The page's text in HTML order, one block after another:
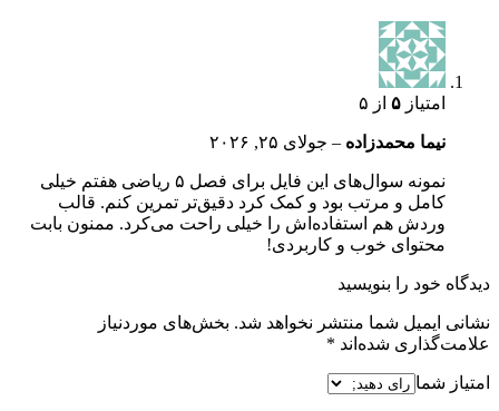
امتیاز ۵ از ۵
نیما محمدزاده – جولای ۲۵, ۲۰۲۶
نمونه سوال‌های این فایل برای فصل ۵ ریاضی هفتم خیلی
کامل و مرتب بود و کمک کرد دقیق‌تر تمرین کنم. قالب
وردش هم استفاده‌اش را خیلی راحت می‌کرد. ممنون بابت
محتوای خوب و کاربردی!
دیدگاه خود را بنویسید
نشانی ایمیل شما منتشر نخواهد شد. بخش‌های موردنیاز
علامت‌گذاری شده‌اند *
امتیاز شما